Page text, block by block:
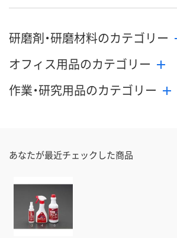
（次回入荷日未定）
数量
研磨剤・研磨材料のカテゴリー
オフィス用品のカテゴリー
作業・研究用品のカテゴリー
あなたが最近チェックした商品